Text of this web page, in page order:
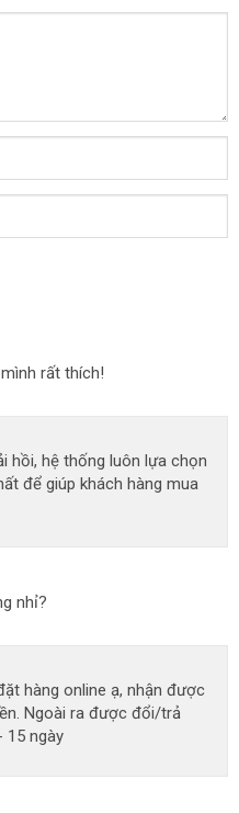
rất thích!
hồi, hệ thống luôn lựa chọn
để giúp khách hàng mua
nhỉ?
hàng online ạ, nhận được
Ngoài ra được đổi/trả
15 ngày